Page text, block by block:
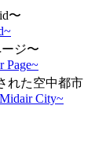
〜
ジ〜
Page~
れた空中都市
City~